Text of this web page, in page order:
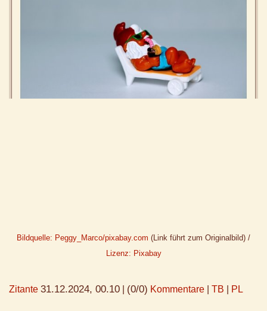
Bildquelle: Peggy_Marco/pixabay.com (Link führt zum Originalbild) /
Lizenz: Pixabay
Zitante 31.12.2024, 00.10 (0/0) Kommentare TB PL